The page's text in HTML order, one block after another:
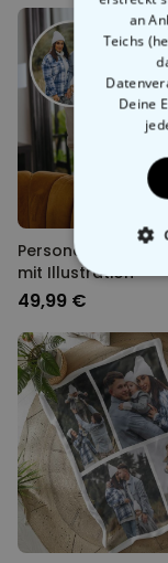
Personalisierbarer
mit Illustration
49,99 €
an
Teichs
Deine